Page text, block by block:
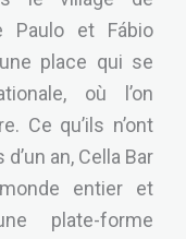
Paulo et Fábio
place qui se
où l’on
Ce qu’ils n’ont
an, Cella Bar
entier et
plate-forme